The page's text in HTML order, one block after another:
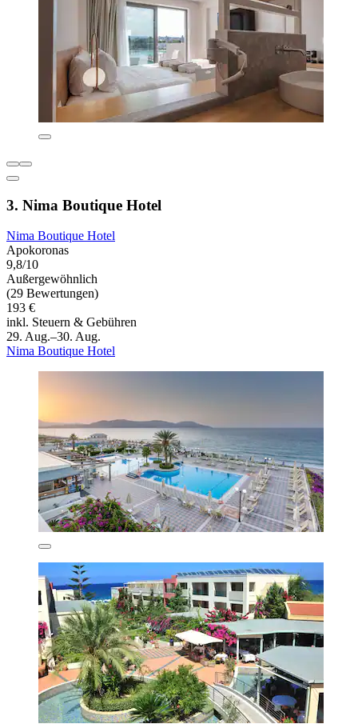
3. Nima Boutique Hotel
Nima Boutique Hotel
Apokoronas
9,8/10
Außergewöhnlich
(29 Bewertungen)
193 €
inkl. Steuern & Gebühren
29. Aug.–30. Aug.
Nima Boutique Hotel